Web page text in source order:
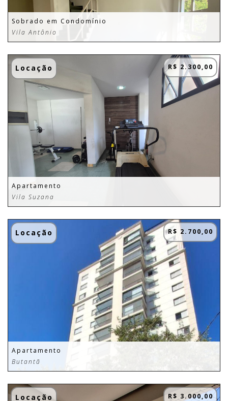
Sobrado em Condomínio
Vila Antônio
Locação R$ 2.300,00
Apartamento
Vila Suzana
Locação R$ 2.700,00
Apartamento
Butantã
Locação R$ 3.000,00